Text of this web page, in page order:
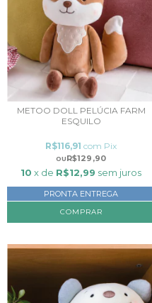
METOO DOLL PELÚCIA FARM
ESQUILO
R$129,90
R$116,91 com Pix
10 x de R$12,99 sem juros
PRONTA ENTREGA